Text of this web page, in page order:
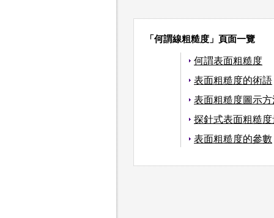
「何謂線粗糙度」頁面一覽
何謂表面粗糙度
表面粗糙度的術語
表面粗糙度圖示方
探針式表面粗糙
表面粗糙度的參數